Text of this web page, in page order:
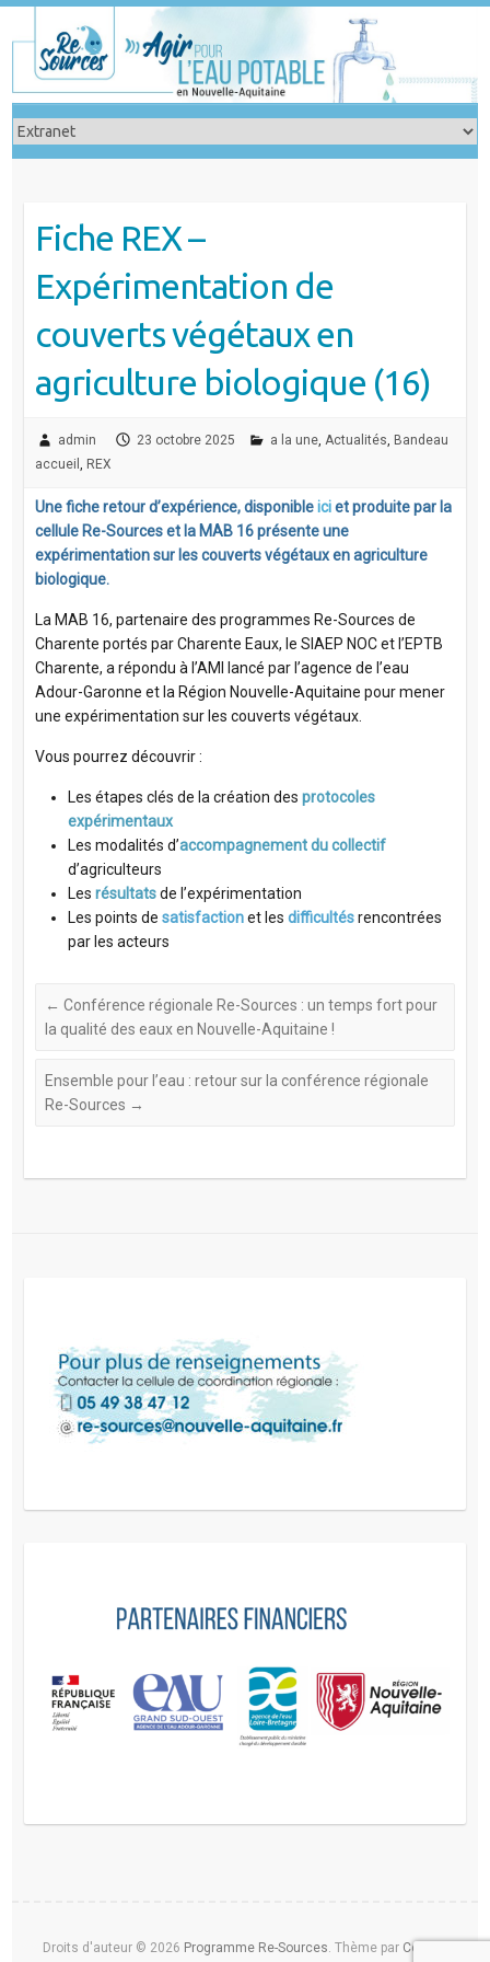
to
content
Fiche REX –
Expérimentation de
couverts végétaux en
agriculture biologique (16)
admin 23 octobre 2025 a la une, Actualités, Bandeau
accueil , REX
Une fiche retour d’expérience, disponibleiciet produite par la
cellule Re-Sources et la MAB 16 présente une
expérimentation sur les couverts végétaux en agriculture
biologique.
La MAB 16, partenaire des programmes Re-Sources de
Charente portés par Charente Eaux, le SIAEP NOC et l’EPTB
Charente, a répondu à l’AMI lancé par l’agence de l’eau
Adour-Garonne et la Région Nouvelle-Aquitaine pour mener
une expérimentation sur les couverts végétaux.
Vous pourrez découvrir :
Les étapes clés de la création des protocoles
expérimentaux
Les modalités d’accompagnement du collectif
d’agriculteurs
Les résultatsde l’expérimentation
Les points de satisfactionet les difficultésrencontrées
par les acteurs
← Conférence régionale Re-Sources : un temps fort pour
la qualité des eaux en Nouvelle-Aquitaine !
Ensemble pour l’eau : retour sur la conférence régionale
Re-Sources →
Droits d'auteur © 2026 Programme Re-Sources . Thème par Colorlib